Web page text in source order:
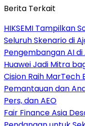
Berita Terkait
HIKSEMI Tampilkan
Seluruh Skenario di
Pengembangan AI
Huawei Jadi Mitra
Cision Raih
Pemantauan dan
Pers, dan AEO
Fair Finance Asia